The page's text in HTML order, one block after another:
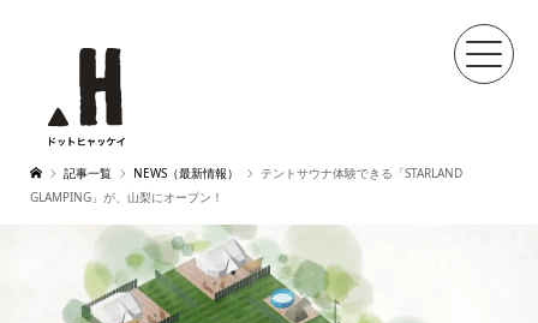
記事一覧 NEWS（最新情報）
テントサウナ体験できる「STARLAND
GLAMPING」が、山梨にオープン！